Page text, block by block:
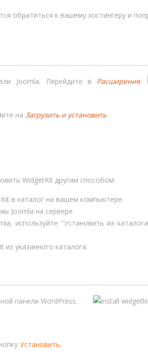
обратиться к вашему хостингеру и
Joomla. Перейдите в Расширения
на Загрузить и установить
WidgetKit другим способом:
в каталог на вашем компьютере.
Joomla на сервере.
используйте "Установить из
указанного каталога.
панели WordPress.
Установить.